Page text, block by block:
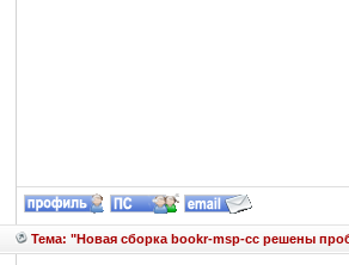
Тема: "Новая сборка bookr-msp-cc решены